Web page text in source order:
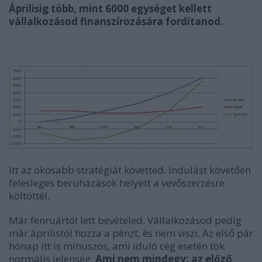
Áprilisig több, mint 6000 egységet kellett
vállalkozásod finanszírozására fordítanod.
Itt az okosabb stratégiát követted. Indulást követően
felesleges beruházások helyett a vevőszerzésre
költöttél.
Már fenruártól lett bevételed. Vállalkozásod pedig
már áprilistól hozza a pénzt, és nem viszi. Az első pár
hónap itt is mínuszos, ami iduló cég esetén tök
normális jelenség. Ami nem mindegy: az előző